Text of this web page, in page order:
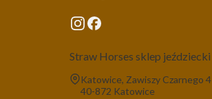
Straw Horses sklep jeździecki
Adres:
Katowice, Zawiszy Czarnego 4
40-872 Katowice